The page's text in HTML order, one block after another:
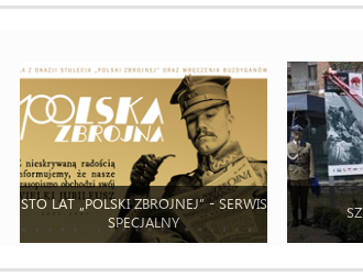
STO LAT „POLSKI ZBROJNEJ” - SERWIS
SPECJALNY